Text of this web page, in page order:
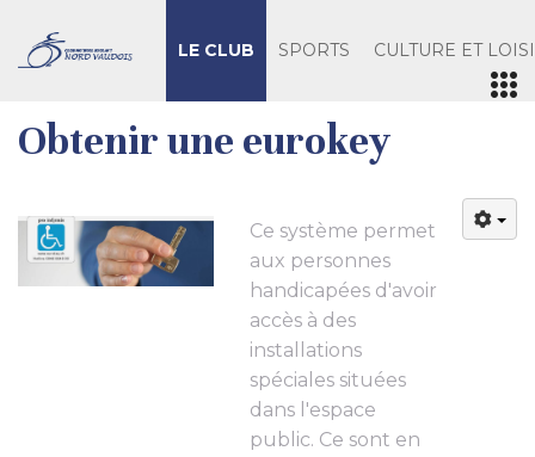
LE CLUB SPORTS CULTURE ET
Obtenir une eurokey
Ce système permet
aux personnes
handicapées d'avoir
accès à des
installations
spéciales situées
dans l'espace
public. Ce sont en